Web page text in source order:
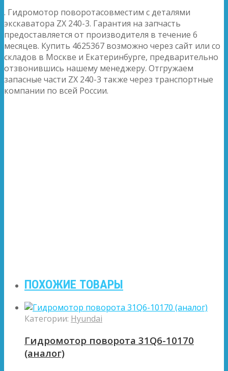
. Гидромотор поворотасовместим с деталями
экскаватора ZX 240-3. Гарантия на запчасть
предоставляется от производителя в течение 6
месяцев. Купить 4625367 возможно через сайт или со
складов в Москве и Екатеринбурге, предварительно
отзвонившись нашему менеджеру. Отгружаем
запасные части ZX 240-3 также через транспортные
компании по всей России.
ПОХОЖИЕ ТОВАРЫ
Категории: Hyundai
Гидромотор поворота 31Q6-10170
(аналог)